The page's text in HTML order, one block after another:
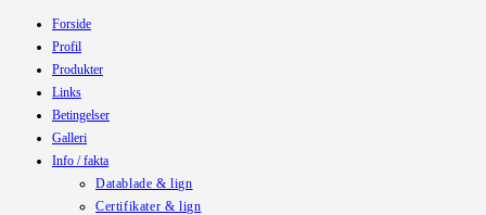
Forside
Profil
Produkter
Links
Betingelser
Galleri
Info / fakta
Datablade & lign
Certifikater & lign